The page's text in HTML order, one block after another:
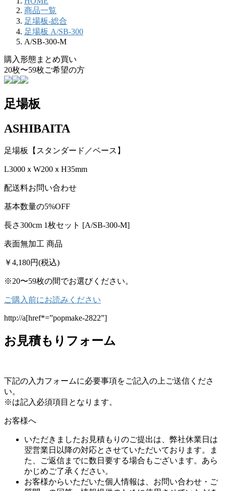
商品一覧
足場板-総合
足場板 A/SB-300
A/SB-300-M
購入形態まとめ買い
20枚〜59枚ご希望の方
足場板
ASHIBAITA
足場板【スタンダード／ベース】
L3000ｘW200ｘH35mm
配送料お問い合わせ
基本数量の5%OFF
長さ300cm 1枚セット [A/SB-300-M]
表面無加工 商品
￥4,180円(税込)
※20〜59枚の間でお選びください。
ご購入前にお読みください
http://a[href*=”popmake-2822”]
お見積もりフォーム
下記の入力フォームに必要事項をご記入の上ご送信くださ
い。
※は記入必須項目となります。
お客様へ
いただきましたお見積もりのご提出は、弊社休業日は
翌営業日以降の対応とさせていただいております。ま
た、ご返信までに数日要する場合もございます。あら
かじめご了承ください。
お客様からいただいた個人情報は、お問い合わせ・ご